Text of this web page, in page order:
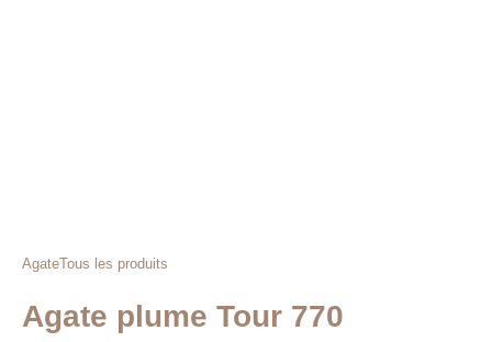
AgateTous les produits
Agate plume Tour 770